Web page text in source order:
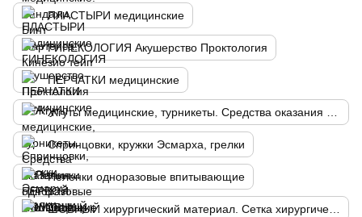
ПЛАСТЫРИ медицинские
ГИНЕКОЛОГИЯ Акушерство Проктология
ПЕРЧАТКИ медицинские
Спринцовки, кружки Эсмарха, грелки
Пеленки одноразовые впитывающие